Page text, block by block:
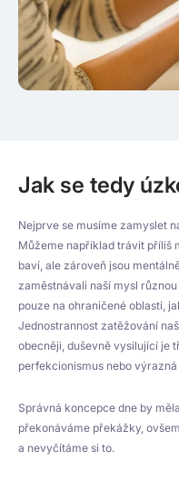
Jak se tedy
Nejprve se musíme zamyslet
Můžeme například trávit příliš
baví, ale zároveň jsou
zaměstnávali naší mysl
pouze na ohraničené oblasti,
Jednostrannost zatěžování
obecněji, duševně vysilující je
perfekcionismus nebo
Správná koncepce dne by
překonáváme překážky,
a nevyčítáme si to.